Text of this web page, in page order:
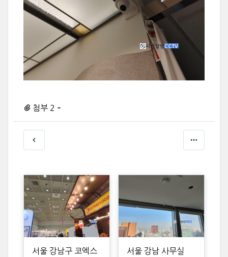
첨부 2
서울 강남구 코엑스
서울 강남 사무실